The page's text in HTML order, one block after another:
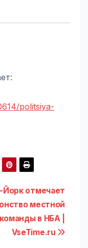
politsiya-
Йорк отмечает
местной
команды в НБА |
VseTime.ru